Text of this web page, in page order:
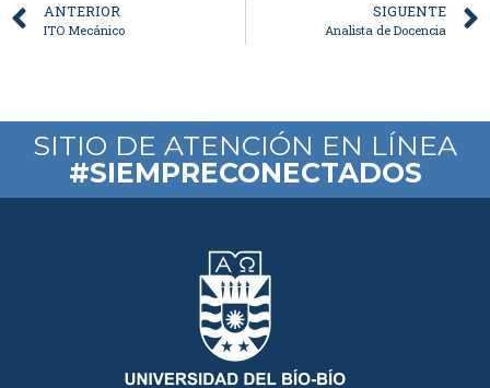
ANTERIOR
ITO Mecánico
SIGUENTE
Analista de Docencia
SITIO DE ATENCIÓN EN LÍNEA
#SIEMPRECONECTADOS